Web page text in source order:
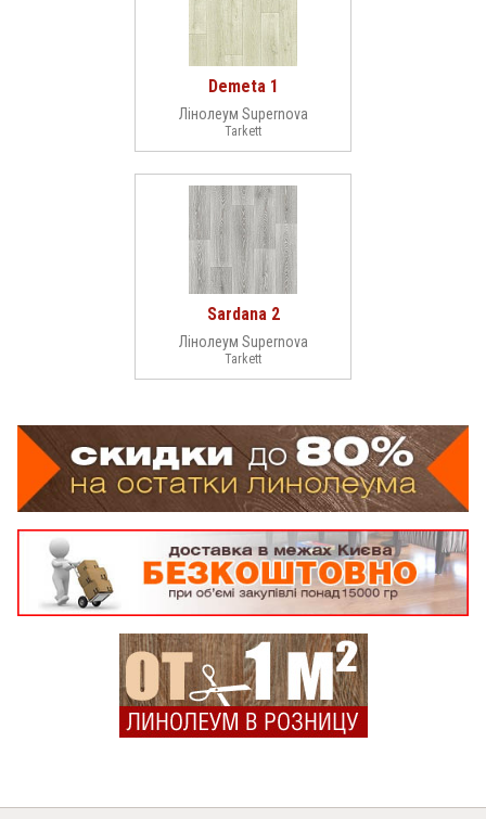
Demeta 1
Лінолеум Supernova
Tarkett
Sardana 2
Лінолеум Supernova
Tarkett